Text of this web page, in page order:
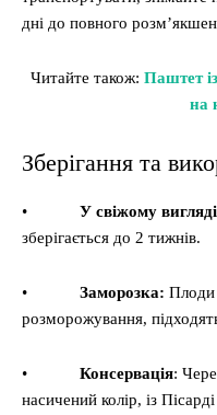
дні до повного
Читайте також: Паштет
на
Зберігання та
• У свіжому вигляді
зберігається до 2 тижнів.
• Заморозка: Плоди
розморожування,
• Консервація:
насичений колір, із